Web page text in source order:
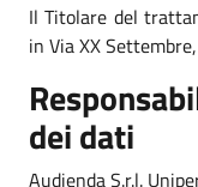
Il Titolare del
in Via XX
dei dati
Audienda S.r.l.